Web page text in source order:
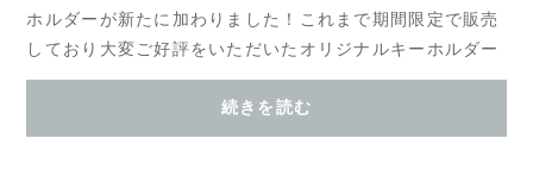
ホルダーが新たに加わりました！これまで期間限定で販売
しており大変ご好評をいただいたオリジナルキーホルダー
がhows storeからいつでもご注文いただける...
続きを読む